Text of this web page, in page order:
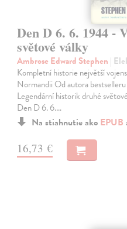
Den D 6. 6. 1944 -
světové války
Ambrose Edward Stephen |
Kompletní historie největší
Normandii Od autora
Legendární historik druhé
Den D 6. 6.…
Na stiahnutie ako EPUB
16,73 €